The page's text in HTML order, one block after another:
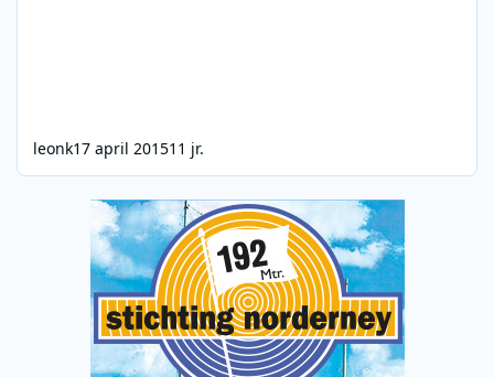
leonk17 april 201511 jr.